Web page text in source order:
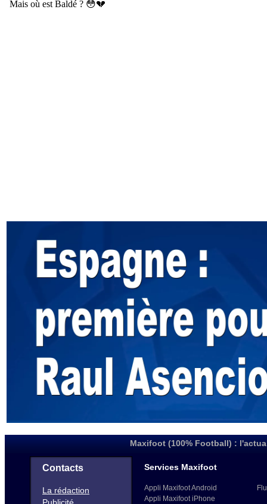
Maxifoot (100% Football) :
Contacts
La rédaction
Services Maxifoot
Appli Maxifoot Android
Appli Maxifoot iPhone